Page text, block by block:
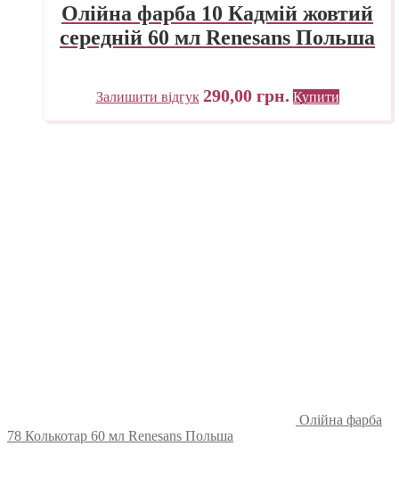
Олійна фарба 10 Кадмій жовтий
середній 60 мл Renesans Польша
Залишити відгук 290,00 грн. Купити
Олійна фарба
78 Колькотар 60 мл Renesans Польша